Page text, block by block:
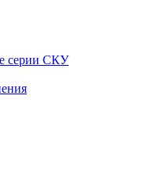
серии СКУ